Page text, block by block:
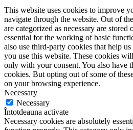
This website uses cookies to improve
navigate through the website. Out of
are categorized as necessary are
essential for the working of basic
also use third-party cookies that help
you use this website. These cookies
only with your consent. You also have
cookies. But opting out of some of
on your browsing experience.
Necessary
Necessary
Întotdeauna activate
Necessary cookies are absolutely